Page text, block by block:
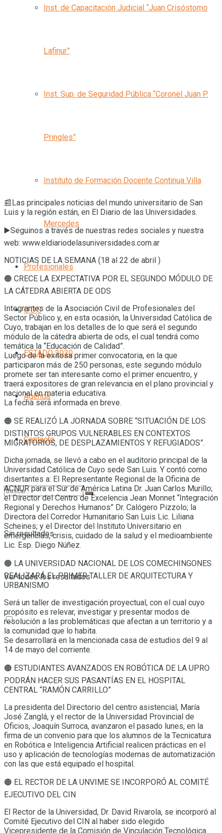
Inst. de Capacitación Judicial “Juan Crisóstomo
Lafinur”
Inst. Sup. de Seguridad Pública “Coronel Juan P.
Pringles”
Instituto de Formación Docente Continua Villa
Mercedes
Profesionales
O.D.S
ESTADO 2030
Agenda
Contacto
Sin resultados
Ver todos los resultados
📰Las principales noticias del mundo universitario de San
Luis y la región están, en El Diario de las Universidades.
▶️Seguinos a través de nuestras redes sociales y nuestra
web: www.eldiariodelasuniversidades.com.ar
NOTICIAS DE LA SEMANA (18 al 22 de abril )
🟠 CRECE LA EXPECTATIVA POR EL SEGUNDO MÓDULO DE
LA CÁTEDRA ABIERTA DE ODS
Integrantes de la Asociación Civil de Profesionales del
Sector Público y, en esta ocasión, la Universidad Católica de
Cuyo, trabajan en los detalles de lo que será el segundo
módulo de la cátedra abierta de ods, el cual tendrá como
temática la “Educación de Calidad”.
Luego de la exitosa primer convocatoria, en la que
participaron más de 250 personas, este segundo módulo
promete ser tan interesante como el primer encuentro, y
traerá expositores de gran relevancia en el plano provincial y
nacional en materia educativa.
La fecha será informada en breve.
🟠 SE REALIZÓ LA JORNADA SOBRE “SITUACIÓN DE LOS
DISTINTOS GRUPOS VULNERABLES EN CONTEXTOS
MIGRATORIOS, DE DESPLAZAMIENTOS Y REFUGIADOS”.
Dicha jornada, se llevó a cabo en el auditorio principal de la
Universidad Católica de Cuyo sede San Luis. Y contó como
disertantes a: El Representante Regional de la Oficina de
ACNUR para el Sur de América Latina Dr. Juan Carlos Murillo;
el Director del Centro de Excelencia Jean Monnet “Integración
Regional y Derechos Humanos” Dr. Calógero Pizzolo; la
Directora del Corredor Humanitario San Luis Lic. Liliana
Scheines; y el Director del Instituto Universitario en
emergencias, crisis, cuidado de la salud y el medioambiente
Lic. Esp. Diego Núñez.
🟠 LA UNIVERSIDAD NACIONAL DE LOS COMECHINGONES
REALIZARÁ EL PRIMER TALLER DE ARQUITECTURA Y
URBANISMO
Será un taller de investigación proyectual, con el cual cuyo
propósito es relevar, investigar y presentar modos de
resolución a las problemáticas que afectan a un territorio y a
la comunidad que lo habita.
Se desarrollará en la mencionada casa de estudios del 9 al
14 de mayo del corriente.
🟠 ESTUDIANTES AVANZADOS EN ROBÓTICA DE LA UPRO
PODRÁN HACER SUS PASANTÍAS EN EL HOSPITAL
CENTRAL “RAMÓN CARRILLO”
La presidenta del Directorio del centro asistencial, María
José Zanglá, y el rector de la Universidad Provincial de
Oficios, Joaquín Surroca, avanzaron el pasado lunes, en la
firma de un convenio para que los alumnos de la Tecnicatura
en Robótica e Inteligencia Artificial realicen prácticas en el
uso y aplicación de tecnologías modernas de automatización
con las que está equipado el hospital.
🟠 EL RECTOR DE LA UNVIME SE INCORPORÓ AL COMITÉ
EJECUTIVO DEL CIN
El Rector de la Universidad, Dr. David Rivarola, se incorporó al
Comité Ejecutivo del CIN al haber sido elegido
Vicepresidente de la Comisión de Vinculación Tecnológica.